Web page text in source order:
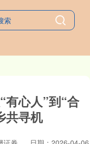
有心人”到“合
共寻机